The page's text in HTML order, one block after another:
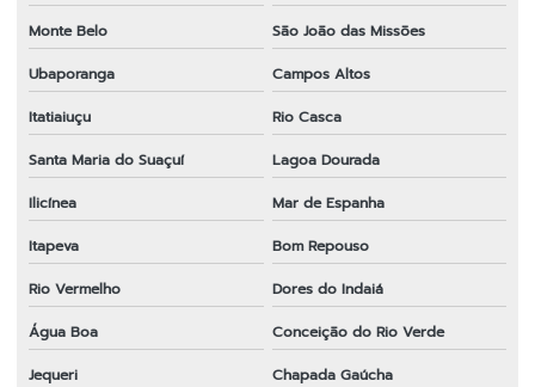
Monte Belo
São João das Missões
Ubaporanga
Campos Altos
Itatiaiuçu
Rio Casca
Santa Maria do Suaçuí
Lagoa Dourada
Ilicínea
Mar de Espanha
Itapeva
Bom Repouso
Rio Vermelho
Dores do Indaiá
Água Boa
Conceição do Rio Verde
Jequeri
Chapada Gaúcha